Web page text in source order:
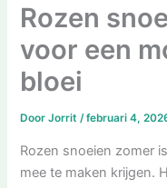
Rozen
voor een
bloei
DoorJorrit/februari 4,
Rozen snoeien zomer
mee te maken krijgen.